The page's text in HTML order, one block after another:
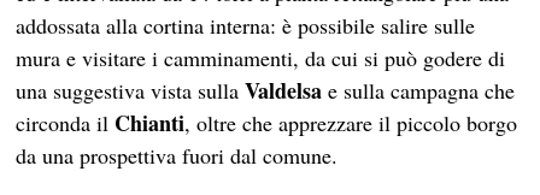
addossata alla cortina interna: è possibile salire sulle
mura e visitare i camminamenti, da cui si può godere di
una suggestiva vista sulla Valdelsa e sulla campagna che
circonda il Chianti, oltre che apprezzare il piccolo borgo
da una prospettiva fuori dal comune.